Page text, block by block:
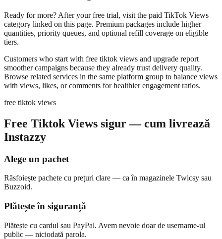
Ready for more? After your free trial, visit the paid TikTok Views
category linked on this page. Premium packages include higher
quantities, priority queues, and optional refill coverage on eligible
tiers.
Customers who start with free tiktok views and upgrade report
smoother campaigns because they already trust delivery quality.
Browse related services in the same platform group to balance views
with views, likes, or comments for healthier engagement ratios.
free tiktok views
Free Tiktok Views sigur — cum livrează
Instazzy
Alege un pachet
Răsfoiește pachete cu prețuri clare — ca în magazinele Twicsy sau
Buzzoid.
Plătește în siguranță
Plătește cu cardul sau PayPal. Avem nevoie doar de username-ul
public — niciodată parola.